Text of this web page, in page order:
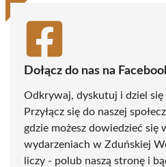
Dołącz do nas na
Odkrywaj, dyskutuj i dziel się
Przyłącz się do naszej
gdzie możesz dowiedzieć się
wydarzeniach w Zduńskiej
liczy - polub naszą stronę i